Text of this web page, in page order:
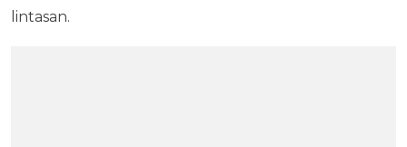
lintasan.